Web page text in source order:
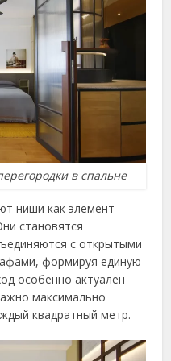
в спальне
ниши как элемент
становятся
с открытыми
формируя единую
особенно актуален
максимально
квадратный метр.